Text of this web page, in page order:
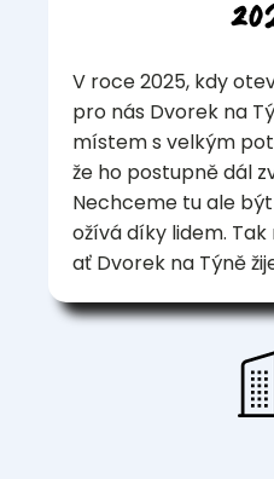
V roce 2025, kdy
pro nás Dvorek na
místem s velkým
že ho postupně dál
Nechceme tu ale
ožívá díky lidem.
ať Dvorek na Týně